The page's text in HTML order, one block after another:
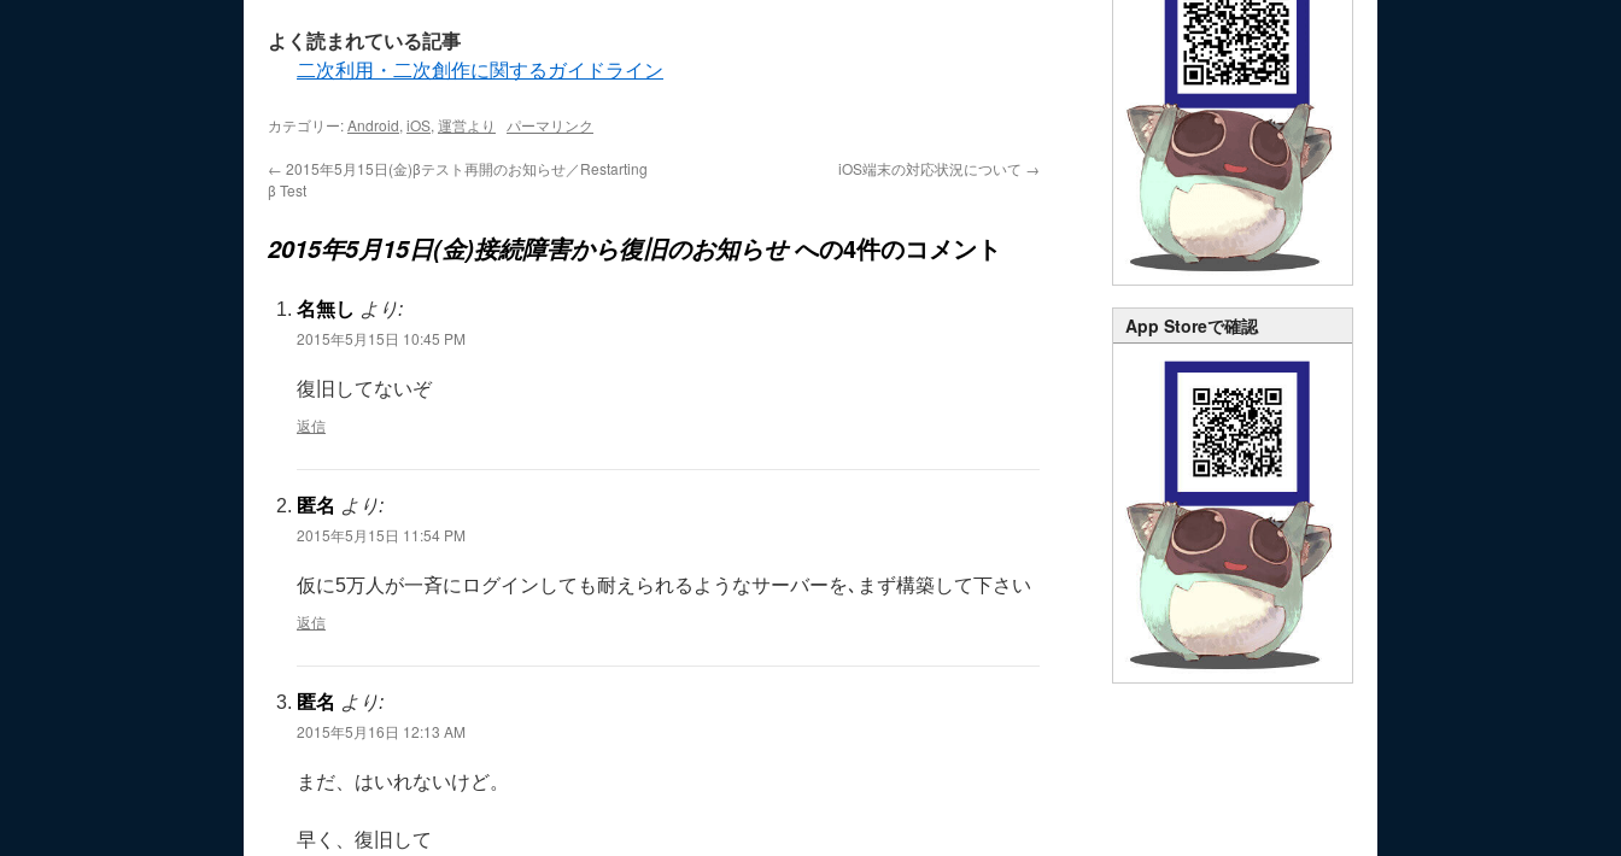
よく読まれている記事
二次利用・二次創作に関するガイドライン
カテゴリー:Android, iOS, 運営より パーマリンク
← 2015年5月15日(金)βテスト再開のお知らせ／Restarting
β Test
iOS端末の対応状況について →
2015年5月15日(金)接続障害から復旧のお知らせへの4件のコメント
名無し より:
2015年5月15日 10:45 PM
復旧してないぞ
返信
匿名 より:
2015年5月15日 11:54 PM
仮に5万人が一斉にログインしても耐えられるようなサーバーを､まず構築して下さい
返信
匿名 より:
2015年5月16日 12:13 AM
まだ、はいれないけど。
早く、復旧して
App Storeで確認